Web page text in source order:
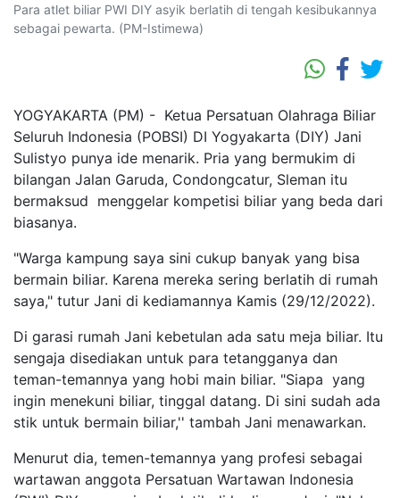
Para atlet biliar PWI DIY asyik berlatih di tengah kesibukannya
sebagai pewarta. (PM-Istimewa)
YOGYAKARTA (PM) - Ketua Persatuan Olahraga Biliar
Seluruh Indonesia (POBSI) DI Yogyakarta (DIY) Jani
Sulistyo punya ide menarik. Pria yang bermukim di
bilangan Jalan Garuda, Condongcatur, Sleman itu
bermaksud menggelar kompetisi biliar yang beda dari
biasanya.
"Warga kampung saya sini cukup banyak yang bisa
bermain biliar. Karena mereka sering berlatih di rumah
saya," tutur Jani di kediamannya Kamis (29/12/2022).
Di garasi rumah Jani kebetulan ada satu meja biliar. Itu
sengaja disediakan untuk para tetangganya dan
teman-temannya yang hobi main biliar. "Siapa yang
ingin menekuni biliar, tinggal datang. Di sini sudah ada
stik untuk bermain biliar,'' tambah Jani menawarkan.
Menurut dia, temen-temannya yang profesi sebagai
wartawan anggota Persatuan Wartawan Indonesia